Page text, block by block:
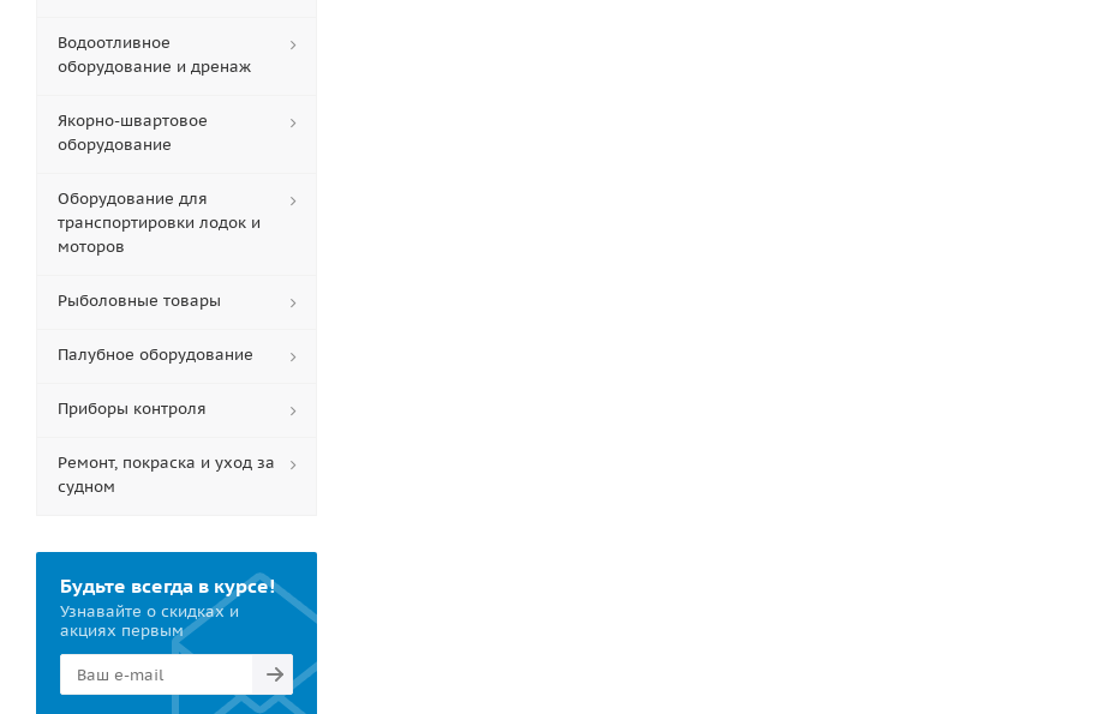
Водоотливное
оборудование и дренаж
Якорно-швартовое
оборудование
Оборудование для
транспортировки лодок и
моторов
Рыболовные товары
Палубное оборудование
Приборы контроля
Ремонт, покраска и уход за
судном
Будьте всегда в курсе!
Узнавайте о скидках и
акциях первым